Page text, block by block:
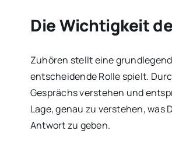
Die Wichtigkeit
Zuhören stellt eine
entscheidende Rolle spielt.
Gesprächs verstehen und
Lage, genau zu verstehen,
Antwort zu geben.